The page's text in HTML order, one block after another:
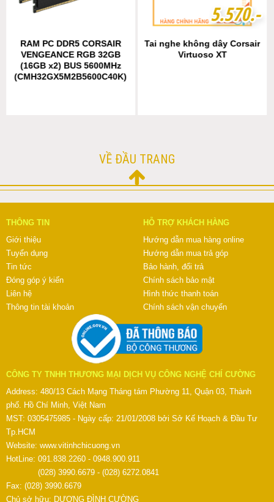
RAM PC DDR5 CORSAIR
VENGEANCE RGB 32GB
(16GB x2) BUS 5600MHz
(CMH32GX5M2B5600C40K)
5.570.-
5.570.-
Tai nghe không dây Corsair
Virtuoso XT
VỀ ĐẦU TRANG
THÔNG TIN
Giới thiệu
Tuyển dụng
Tin tức
Đóng góp ý kiến
Liên hệ
Thông tin tài khoản
HỖ TRỢ KHÁCH HÀNG
Hướng dẫn mua hàng online
Hướng dẫn mua trả góp
Bảo hành, đổi trả
Chính sách bảo mật
Hình thức thanh toán
Chính sách vận chuyển
CÔNG TY TNHH THƯƠNG MẠI DỊCH VỤ CÔNG NGHỆ CHÍ CƯỜNG
Address: 480/13 Cách Mạng Tháng tám Phường 11, Quận 03, Thành
phố. Hồ Chí Minh, Việt Nam
MST: 0305475985 - Ngày cấp: 21/01/2008 bởi Sở Kế Hoạch & Đầu Tư
Tp.HCM
Website: www.vitinhchicuong.vn
HotLine: 091.838.2260 - 0948.900.911
(028) 3990.6679 - (028) 6272.0841
Fax: (028) 3990.6679
Chủ sở hữu: DƯƠNG ĐÌNH CƯỜNG